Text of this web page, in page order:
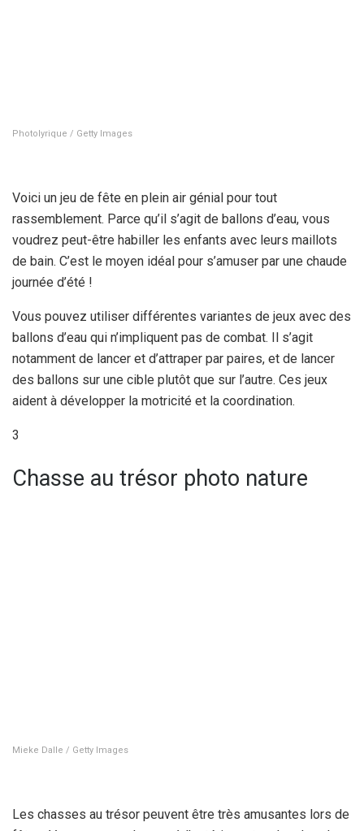
Photolyrique / Getty Images
Voici un jeu de fête en plein air génial pour tout
rassemblement. Parce qu’il s’agit de ballons d’eau, vous
voudrez peut-être habiller les enfants avec leurs maillots
de bain. C’est le moyen idéal pour s’amuser par une chaude
journée d’été !
Vous pouvez utiliser différentes variantes de jeux avec des
ballons d’eau qui n’impliquent pas de combat. Il s’agit
notamment de lancer et d’attraper par paires, et de lancer
des ballons sur une cible plutôt que sur l’autre. Ces jeux
aident à développer la motricité et la coordination.
3
Chasse au trésor photo nature
Mieke Dalle / Getty Images
Les chasses au trésor peuvent être très amusantes lors de